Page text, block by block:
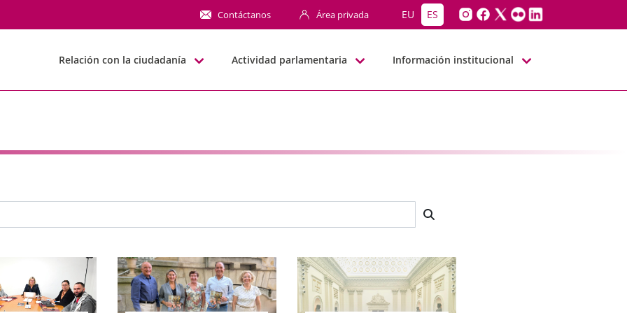
Contáctanos Área privada EU ES
Relación con la ciudadanía Actividad parlamentaria Información institucional
búsqueda